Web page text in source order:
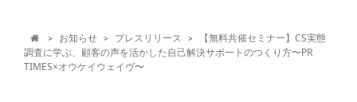
 > お知らせ > プレスリリース >
【無料共催セミナー】CS実態
調査に学ぶ、顧客の声を活かした自己解決サポートのつくり方〜PR
TIMES×オウケイウェイヴ〜